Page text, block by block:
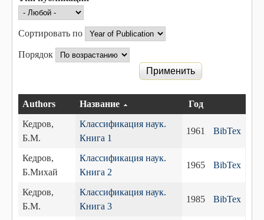
Сортировать по
Порядок
Authors Название
Год
Кедров,
Б.М.
Классификация наук.
Книга 1
1961 BibTex
Кедров,
Б.Михай
Классификация наук.
Книга 2
1965 BibTex
Кедров,
Б.М.
Классификация наук.
Книга 3
1985 BibTex